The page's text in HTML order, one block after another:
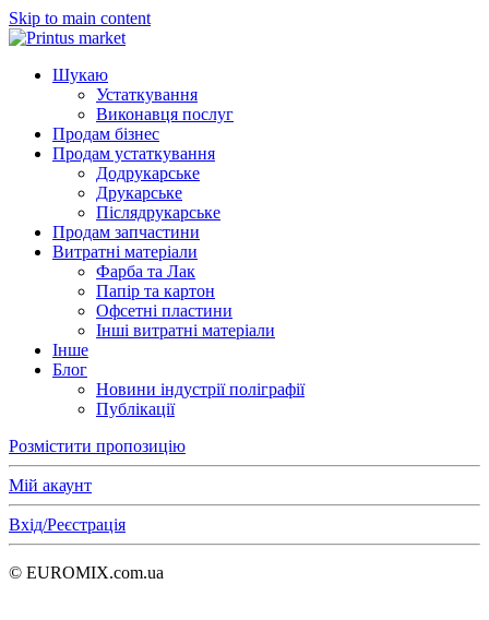
Skip to main content
Шукаю
Устаткування
Виконавця послуг
Продам бізнес
Продам устаткування
Додрукарське
Друкарське
Післядрукарське
Продам запчастини
Витратні матеріали
Фарба та Лак
Папір та картон
Офсетні пластини
Інші витратні матеріали
Інше
Блог
Новини індустрії поліграфії
Публікації
Розмістити пропозицію
Мій акаунт
Вхід/Реєстрація
© EUROMIX.com.ua